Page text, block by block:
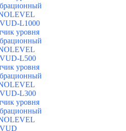
L1000
уровня
L500
уровня
L300
уровня